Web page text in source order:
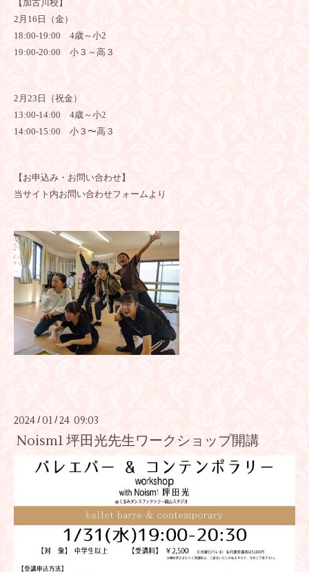
【加古川校】
2月16日（金）
18:00-19:00 4歳～小2
19:00-20:00 小３～高３
2月23日（祝金）
13:00-14:00 4歳～小2
14:00-15:00 小３〜高３
【お申込み・お問い合わせ】
当サイト内お問い合わせフォームより
2024 /01 /24 09:03
Noism1 坪田光先生ワークショップ開講